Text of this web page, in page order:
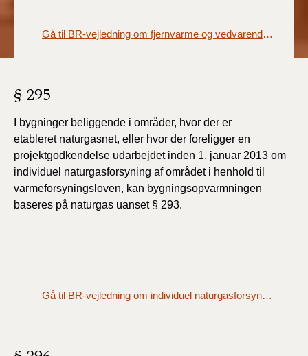
Gå til BR-vejledning om fjernvarme og vedvarende energi
§ 295
I bygninger beliggende i områder, hvor der er
etableret naturgasnet, eller hvor der foreligger en
projektgodkendelse udarbejdet inden 1. januar 2013 om
individuel naturgasforsyning af området i henhold til
varmeforsyningsloven, kan bygningsopvarmningen
baseres på naturgas uanset § 293.
Gå til BR-vejledning om individuel naturgasforsyning og vedvarende energi